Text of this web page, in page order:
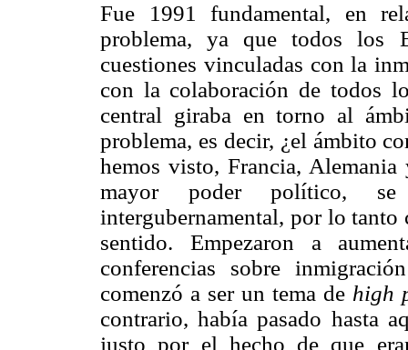
Fue 1991 fundamental, en
problema, ya que todos los
cuestiones vinculadas con la
con la colaboración de todos
central giraba en torno al
problema, es decir, ¿el ámbito
hemos visto, Francia,
mayor poder político, se
intergubernamental, por lo tanto
sentido. Empezaron a
conferencias sobre
comenzó a ser un tema de high
contrario, había pasado hasta
justo por el hecho de que